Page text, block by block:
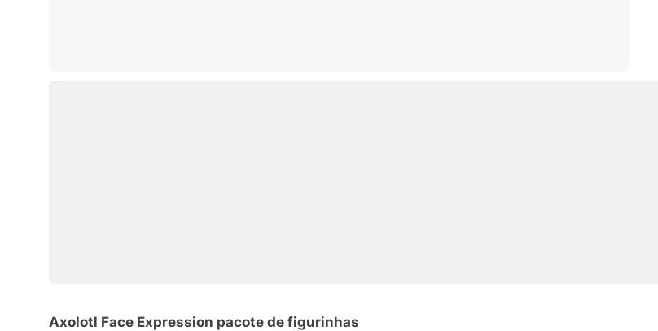
Axolotl Face Expression pacote de figurinhas